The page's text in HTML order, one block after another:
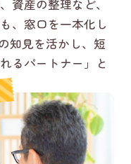
資産の整理など、
、窓口を一本化し
知見を活かし、短
るパートナー」と